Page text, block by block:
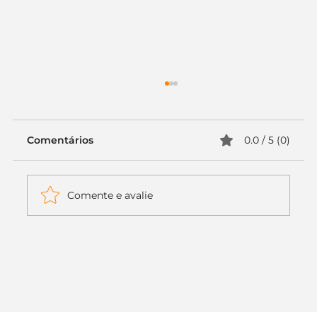
Comentários 0.0 / 5 (0)
Comente e avalie